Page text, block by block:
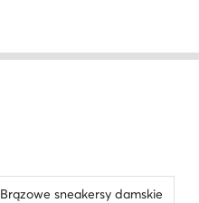
Brązowe sneakersy damskie